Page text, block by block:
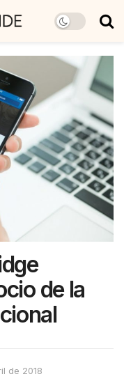
de la
de 2018